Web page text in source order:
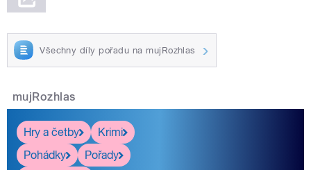
Všechny díly pořadu na mujRozhlas
mujRozhlas
Hry a četby
Krimi
Pohádky
Pořady